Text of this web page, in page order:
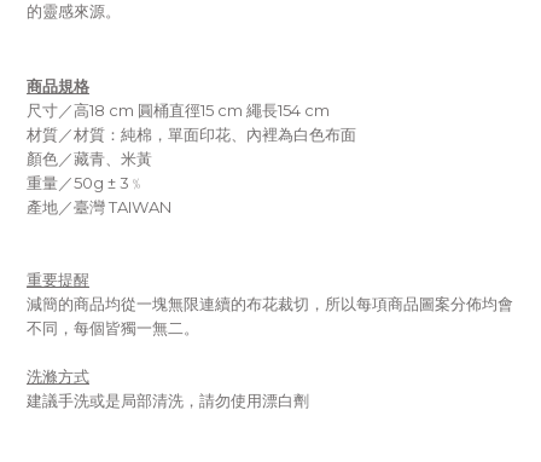
的靈感來源。
商品規格
尺寸／高18 cm 圓桶直徑15 cm 繩長154 cm
材質／材質：純棉，單面印花、內裡為白色布面
顏色／藏青、米黃
重量／50g ± 3﹪
產地／臺灣 TAIWAN
重要提醒
減簡的商品均從一塊無限連續的布花裁切，所以每項商品圖案分佈均會
不同，每個皆獨一無二。
洗滌方式
建議手洗或是局部清洗，請勿使用漂白劑